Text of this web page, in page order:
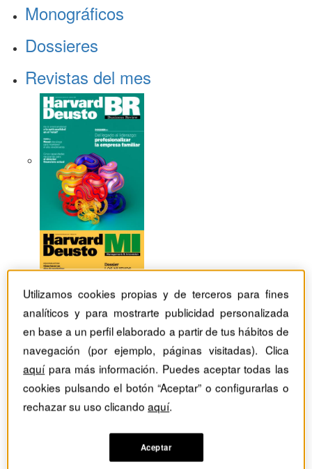
Monográficos
Dossieres
Revistas del mes
¿Por qué necesitas un consejo de administración en tu
Utilizamos cookies propias y de terceros para fines
analíticos y para mostrarte publicidad personalizada
en base a un perfil elaborado a partir de tus hábitos de
navegación (por ejemplo, páginas visitadas). Clica
aquípara más información. Puedes aceptar todas las
cookies pulsando el botón “Aceptar” o configurarlas o
rechazar su uso clicandoaquí.
Aceptar